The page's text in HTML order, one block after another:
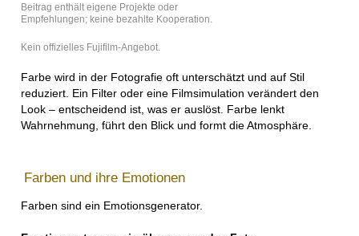
Beitrag enthält eigene Projekte oder
Empfehlungen; keine bezahlte Kooperation.
Kein offizielles Fujifilm-Angebot.
Farbe wird in der Fotografie oft unterschätzt und auf Stil
reduziert. Ein Filter oder eine Filmsimulation verändert den
Look – entscheidend ist, was er auslöst. Farbe lenkt
Wahrnehmung, führt den Blick und formt die Atmosphäre.
Farben und ihre Emotionen
Farben sind ein Emotionsgenerator.